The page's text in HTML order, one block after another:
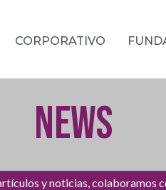
CORPORATIVO
NEWS
y noticias, colaboramos